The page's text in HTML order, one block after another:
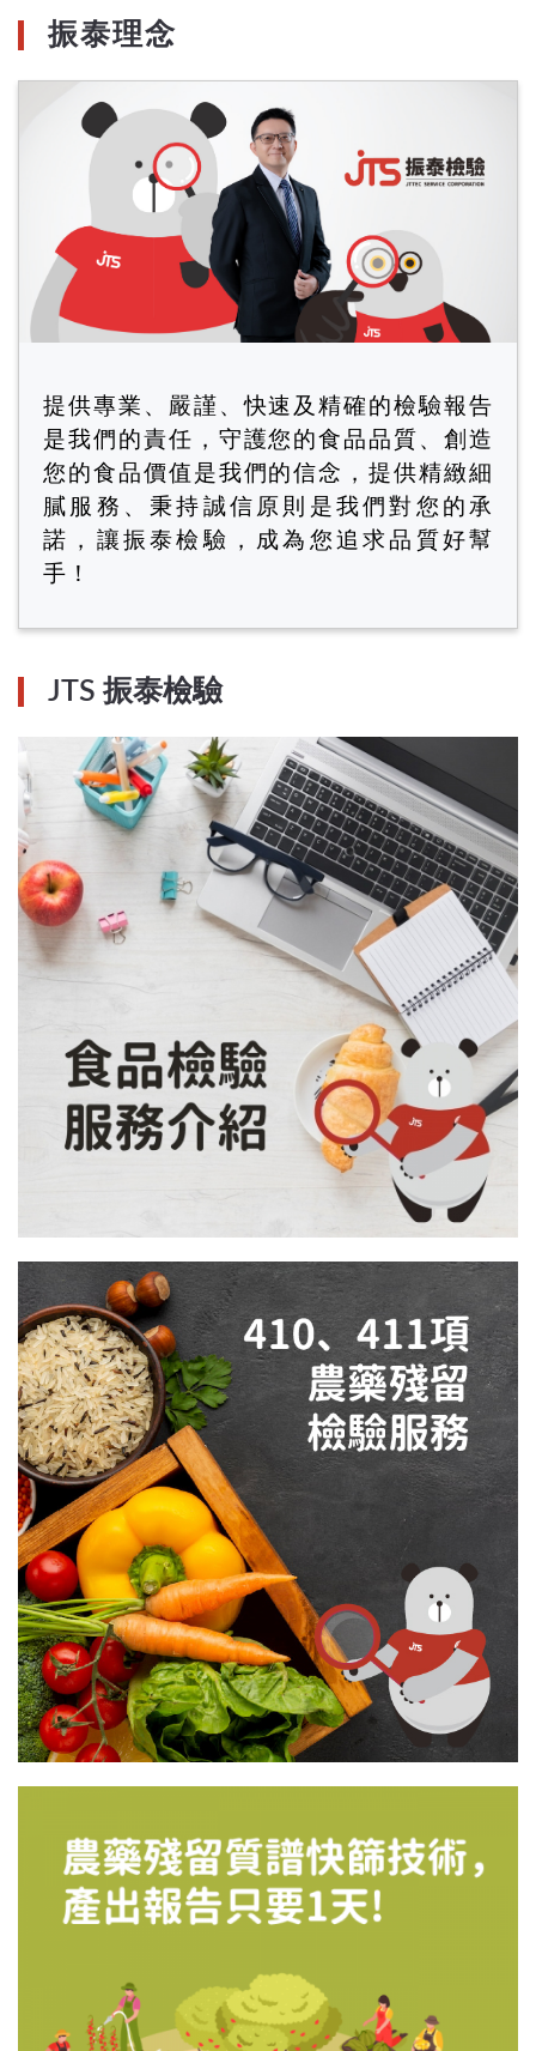
振泰理念
提供專業、嚴謹、快速及精確的檢驗報告
是我們的責任，守護您的食品品質、創造
您的食品價值是我們的信念，提供精緻細
膩服務、秉持誠信原則是我們對您的承
諾，讓振泰檢驗，成為您追求品質好幫
手！
JTS 振泰檢驗